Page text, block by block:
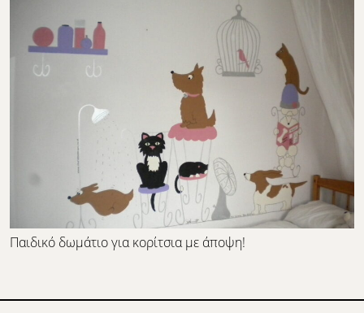
Παιδικό δωμάτιο για κορίτσια με άποψη!